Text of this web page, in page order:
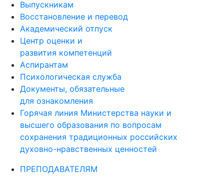
Выпускникам
Восстановление и перевод
Академический отпуск
Центр оценки и
развития компетенций
Аспирантам
Психологическая служба
Документы, обязательные
для ознакомления
Горячая линия Министерства науки и
высшего образования по вопросам
сохранения традиционных российских
духовно-нравственных ценностей
ПРЕПОДАВАТЕЛЯМ